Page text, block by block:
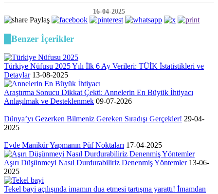
16-04-2025
Paylaş
Benzer İçerikler
Türkiye Nüfusu 2025 Yılı İlk 6 Ay Verileri: TÜİK İstatistikleri ve
Detaylar 13-08-2025
Araştırma Sonucu Dikkat Çekti: Annelerin En Büyük İhtiyacı
Anlaşılmak ve Desteklenmek 09-07-2026
Dünya’yı Gezerken Bilmeniz Gereken Sıradışı Gerçekler! 29-04-
2025
Evde Manikür Yapmanın Püf Noktaları 17-04-2025
Aşırı Düşünmeyi Nasıl Durdurabiliriz Denenmiş Yöntemler 13-06-
2025
Tekel bayi açılışında imamın dua etmesi tartışma yarattı! İmamdan